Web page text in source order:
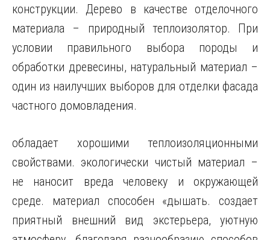
конструкции. Дерево в качестве отделочного
материала – природный теплоизолятор. При
условии правильного выбора породы и
обработки древесины, натуральный материал –
один из наилучших выборов для отделки фасада
частного домовладения.
обладает хорошими теплоизоляционными
свойствами. экологически чистый материал –
не наносит вреда человеку и окружающей
среде. материал способен «дышать. создает
приятный внешний вид экстерьера, уютную